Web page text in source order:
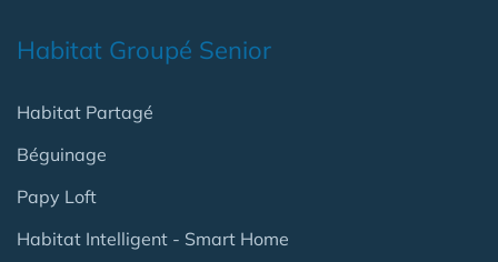
Habitat Groupé Senior
Habitat Partagé
Béguinage
Papy Loft
Habitat Intelligent - Smart Home